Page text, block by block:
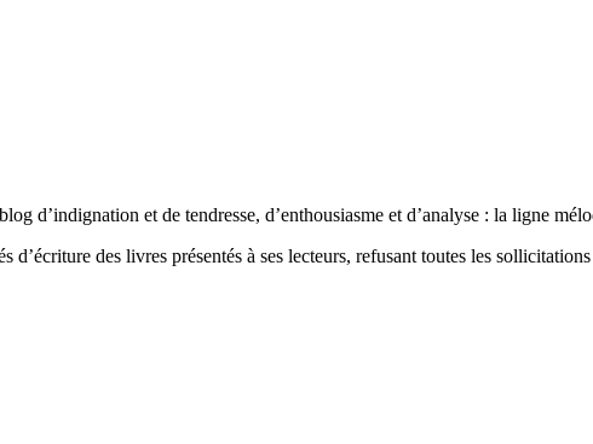
d’indignation et de tendresse, d’enthousiasme et d’analyse : la ligne
d’écriture des livres présentés à ses lecteurs, refusant toutes les